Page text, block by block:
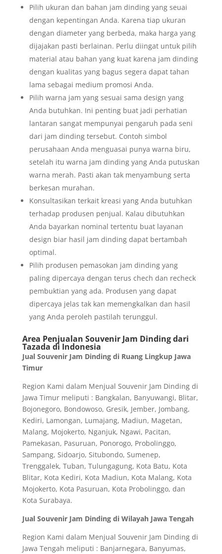
Pilih ukuran dan bahan jam dinding yang seuai
dengan kepentingan Anda. Karena tiap ukuran
dengan diameter yang berbeda, maka harga yang
dijajakan pasti berlainan. Perlu diingat untuk pilih
material atau bahan yang kuat karena jam dinding
dengan kualitas yang bagus segera dapat tahan
lama sebagai medium promosi Anda.
Pilih warna jam yang sesuai sama design yang
Anda butuhkan. Ini penting buat jadi perhatian
lantaran sangat mempunyai pengaruh pada seni
dari jam dinding tersebut. Contoh simbol
perusahaan Anda menguasai punya warna biru,
setelah itu warna jam dinding yang Anda putuskan
warna merah. Pasti akan tak menyambung serta
berkesan murahan.
Konsultasikan terkait kreasi yang Anda butuhkan
terhadap produsen penjual. Kalau dibutuhkan
Anda bayarkan nominal tertentu buat layanan
design biar hasil jam dinding dapat bertambah
optimal.
Pilih produsen pemasokan jam dinding yang
paling dipercaya dengan terus chech dan recheck
pembuktian yang ada. Produsen yang dapat
dipercaya jelas tak kan memengkalkan dan hasil
yang Anda peroleh pastilah terunggul.
Area Penjualan Souvenir Jam Dinding dari
Tazada di Indonesia
Jual Souvenir Jam Dinding di Ruang Lingkup Jawa
Timur
Region Kami dalam Menjual Souvenir Jam Dinding di
Jawa Timur meliputi : Bangkalan, Banyuwangi, Blitar,
Bojonegoro, Bondowoso, Gresik, Jember, Jombang,
Kediri, Lamongan, Lumajang, Madiun, Magetan,
Malang, Mojokerto, Nganjuk, Ngawi, Pacitan,
Pamekasan, Pasuruan, Ponorogo, Probolinggo,
Sampang, Sidoarjo, Situbondo, Sumenep,
Trenggalek, Tuban, Tulungagung, Kota Batu, Kota
Blitar, Kota Kediri, Kota Madiun, Kota Malang, Kota
Mojokerto, Kota Pasuruan, Kota Probolinggo, dan
Kota Surabaya.
Jual Souvenir Jam Dinding di Wilayah Jawa Tengah
Region Kami dalam Menjual Souvenir Jam Dinding di
Jawa Tengah meliputi : Banjarnegara, Banyumas,